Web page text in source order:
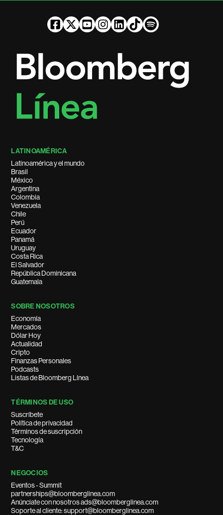
LATINOAMÉRICA
Latinoamérica y el mundo
Brasil
México
Argentina
Colombia
Venezuela
Chile
Perú
Ecuador
Panamá
Uruguay
Costa Rica
El Salvador
República Dominicana
Guatemala
SOBRE NOSOTROS
Economía
Mercados
Dólar Hoy
Actualidad
Cripto
Finanzas Personales
Podcasts
Listas de Bloomberg Línea
TÉRMINOS DE USO
Suscríbete
Política de privacidad
Términos de suscripción
Tecnología
T&C
NEGOCIOS
Eventos - Summit
partnerships@bloomberglinea.com
Anúnciate con nosotros ads@bloomberglinea.com
Soporte al cliente: support@bloomberglinea.com